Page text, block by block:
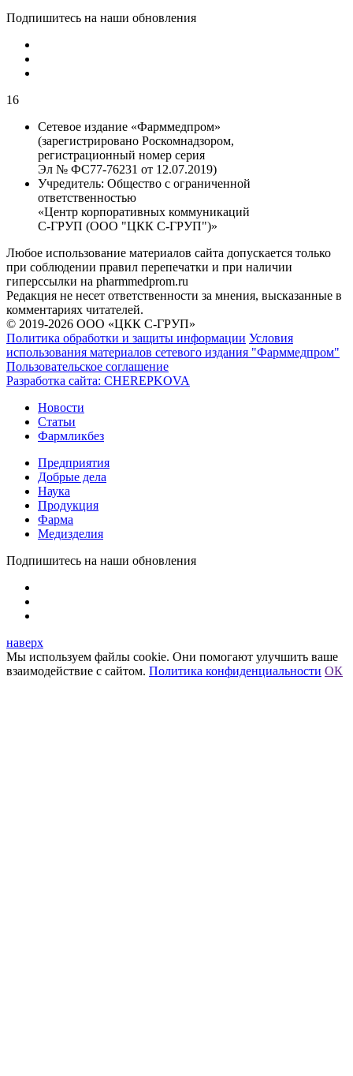
Подпишитесь на наши обновления
16
Сетевое издание «Фарммедпром»
(зарегистрировано Роскомнадзором,
регистрационный номер серия
Эл № ФС77-76231 от 12.07.2019)
Учредитель: Общество с ограниченной
ответственностью
«Центр корпоративных коммуникаций
С-ГРУП (ООО "ЦКК С-ГРУП")»
Любое использование материалов сайта допускается только
при соблюдении правил перепечатки и при наличии
гиперссылки на pharmmedprom.ru
Редакция не несет ответственности за мнения, высказанные в
комментариях читателей.
© 2019-2026 ООО «ЦКК С-ГРУП»
Политика обработки и защиты информации Условия
использования материалов сетевого издания "Фарммедпром"
Пользовательское соглашение
Разработка сайта: CHEREPKOVA
Новости
Статьи
Фармликбез
Предприятия
Добрые дела
Наука
Продукция
Фарма
Медизделия
Подпишитесь на наши обновления
наверх
Мы используем файлы cookie. Они помогают улучшить ваше
взаимодействие с сайтом. Политика конфиденциальности ОК